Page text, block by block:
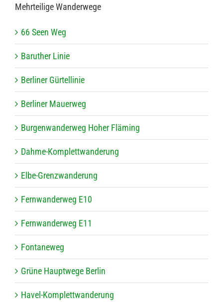
Mehr­tei­lige Wanderwege
66 Seen Weg
Baru­ther Linie
Ber­li­ner Gürtellinie
Ber­li­ner Mauerweg
Bur­gen­wan­der­weg Hoher Fläming
Dahme-Kom­plett­wan­de­rung
Elbe-Grenz­wan­de­rung
Fern­wan­der­weg E10
Fern­wan­der­weg E11
Fon­ta­ne­weg
Grüne Haupt­wege Berlin
Havel-Kom­plett­wan­de­rung